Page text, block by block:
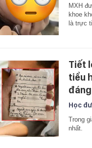
MXH
khoe
là trực
Tiết
tiểu
Học
Trong
nhất.